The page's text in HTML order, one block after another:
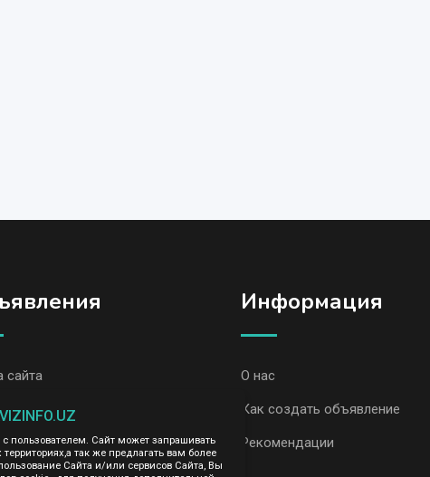
сайта
Ташкент
AvizInfo
Информация
О нас
Как создать объявление
Рекомендации
пользователем. Сайт может запрашивать
так же предлагать вам более
Сайта и/или сервисов Сайта, Вы